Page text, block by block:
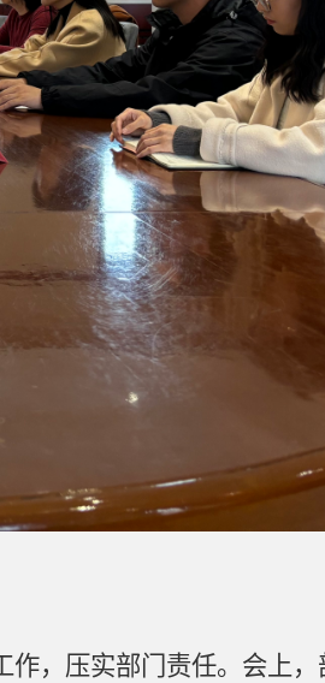
，压实部门责任。会上，